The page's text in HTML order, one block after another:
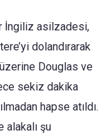
İngiliz asilzadesi,
dolandırarak
Douglas ve
sekiz dakika
hapse atıldı.
alakalı şu